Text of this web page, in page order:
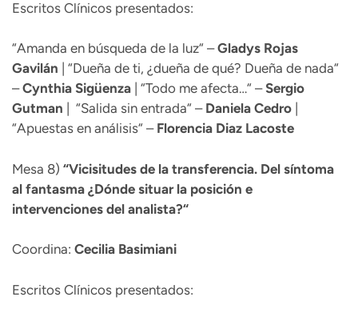
Escritos Clínicos presentados:
“Amanda en búsqueda de la luz“ –Gladys Rojas
Gavilán
| “Dueña de ti, ¿dueña de qué? Dueña de nada“
–Cynthia Sigüenza | “Todo me afecta…“ –Sergio
Gutman
| “Salida sin entrada“ – Daniela Cedro
“Apuestas en análisis“ – Florencia Diaz Lacoste
Mesa 8) “Vicisitudes de la transferencia. Del síntoma
al fantasma ¿Dónde situar la posición e
intervenciones del analista?“
Coordina: Cecilia Basimiani
Escritos Clínicos presentados: